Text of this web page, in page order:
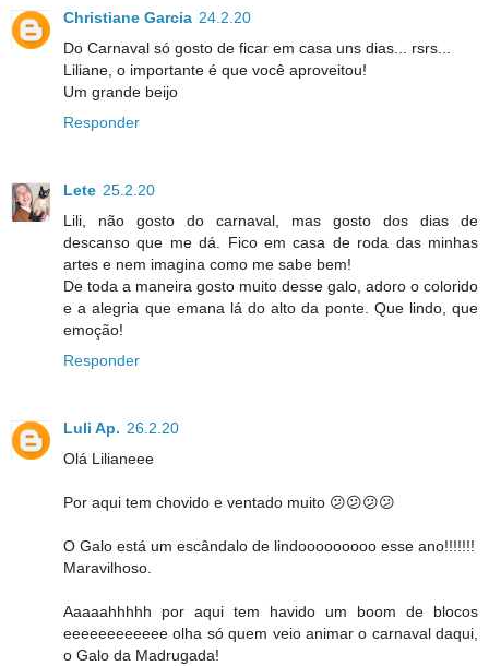
Christiane Garcia 24.2.20
Do Carnaval só gosto de ficar em casa uns dias... rsrs...
Liliane, o importante é que você aproveitou!
Um grande beijo
Responder
Lete 25.2.20
Lili, não gosto do carnaval, mas gosto dos dias de
descanso que me dá. Fico em casa de roda das minhas
artes e nem imagina como me sabe bem!
De toda a maneira gosto muito desse galo, adoro o colorido
e a alegria que emana lá do alto da ponte. Que lindo, que
emoção!
Responder
Luli Ap. 26.2.20
Olá Lilianeee
Por aqui tem chovido e ventado muito 😕😕😕😕
O Galo está um escândalo de lindooooooooo esse ano!!!!!!!
Maravilhoso.
Aaaaahhhhh por aqui tem havido um boom de blocos
eeeeeeeeeeee olha só quem veio animar o carnaval daqui,
o Galo da Madrugada!